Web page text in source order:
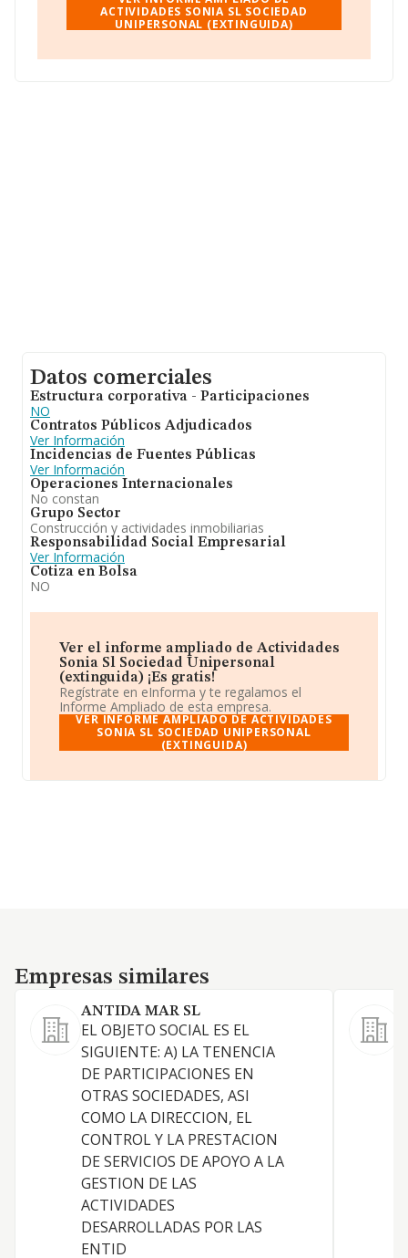
nacional alcanza los 7.139 millones de euros y el
promedio de la facturación de ventas entre todas las
la información de la provincia de Santa Cruz De
ACTIVIDADES SONIA SL SOCIEDAD
UNIPERSONAL (EXTINGUIDA)
Datos comerciales
Estructura corporativa - Participaciones
NO
Contratos Públicos Adjudicados
Ver Información
Incidencias de Fuentes Públicas
Ver Información
Operaciones Internacionales
No constan
Grupo Sector
Construcción y actividades inmobiliarias
Responsabilidad Social Empresarial
Ver Información
Cotiza en Bolsa
NO
Ver el informe ampliado de Actividades
Sonia Sl Sociedad Unipersonal
(extinguida) ¡Es gratis!
Regístrate en eInforma y te regalamos el
Informe Ampliado de esta empresa.
VER INFORME AMPLIADO DE ACTIVIDADES
SONIA SL SOCIEDAD UNIPERSONAL
(EXTINGUIDA)
Empresas similares
Empresas similares
ANTIDA MAR SL
EL OBJETO SOCIAL ES EL
SIGUIENTE: A) LA TENENCIA
DE PARTICIPACIONES EN
OTRAS SOCIEDADES, ASI
COMO LA DIRECCION, EL
CONTROL Y LA PRESTACION
DE SERVICIOS DE APOYO A LA
GESTION DE LAS
ACTIVIDADES
DESARROLLADAS POR LAS
ENTID